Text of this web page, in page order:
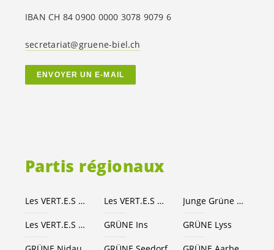
Partis régionaux
Les VERT.E.S Les VERT.E.S Junge Grüne Kanton Bern
Les VERT.E.S GRÜNE Ins GRÜNE Lyss
IBAN CH 84 0900 0000 3078 9079 6
secretariat@gruene-biel.ch
ENVOYER UN E-MAIL